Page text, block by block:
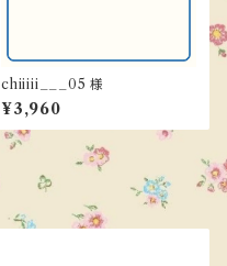
chiiiii___05 様
¥3,960